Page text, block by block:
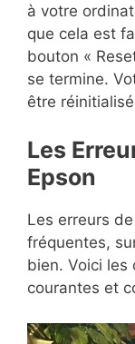
à votre
que cela est
bouton «
se termine.
être
Les
Epson
Les erreurs
fréquentes,
bien. Voici les
courantes et